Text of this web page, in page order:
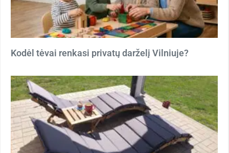
Kodėl tėvai renkasi privatų darželį Vilniuje?